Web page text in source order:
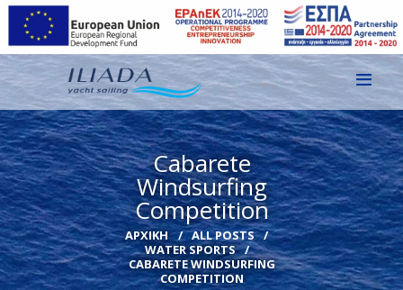
Cabarete
Windsurfing
Competition
ΑΡΧΙΚΉ
ALL POSTS
WATER SPORTS
CABARETE WINDSURFING
COMPETITION
ΑΡΧΙΚΗ
ΕΙΚΌΝΕΣ
ΕΠΙΚΟΙΝΩΝΙΑ
GR
EN